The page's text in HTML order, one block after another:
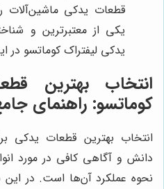
قطعات یدکی ماشین‌آلات
یکی از معتبرترین و
یدکی لیفتراک کوماتسو در
انتخاب بهترین
کوماتسو: راهنمای
انتخاب بهترین قطعات یدکی
دانش و آگاهی کافی در مورد
نحوه عملکرد آن‌ها است. در